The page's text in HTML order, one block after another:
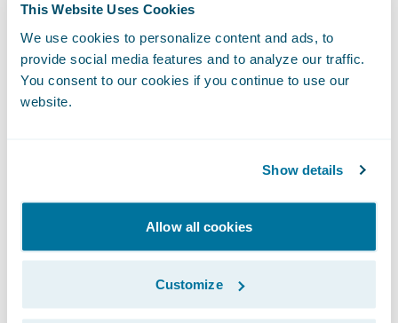
This Website Uses Cookies
We use cookies to personalize content and ads, to
provide social media features and to analyze our traffic.
You consent to our cookies if you continue to use our
website.
Show details
Allow all cookies
Customize
soddisfazione della clientela, e riduzioni
delle spese. Il tutto impiegando Guidewire
Predictive Analytics™. Nel corso del giorno
conclusivo di Connections, AXA Global,
esperti moderata da American Family. In
quest'occasione si è discusso delle loro
prospettive sugli aspetti associati alle
esperienze con i propri clienti, e in che
modo si stanno adattando e stanno avendo
successo con progetti innovativi.